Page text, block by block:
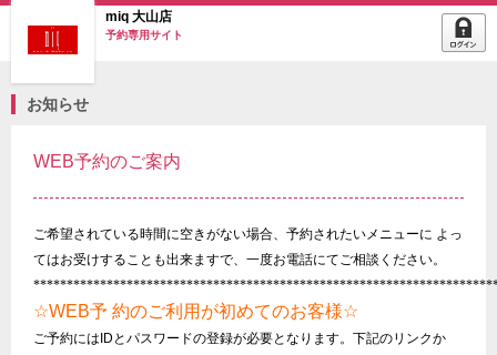
miq 大山店
予約専用サイト
お知らせ
WEB予約のご案内
ご希望されている時間に空きがない場合、予約されたいメニューに よっ
てはお受けすることも出来ますで、一度お電話にてご相談ください。
☆WEB予 約のご利用が初めてのお客様☆
ご予約には ID とパスワードの登録が必要となります。下記のリンクか